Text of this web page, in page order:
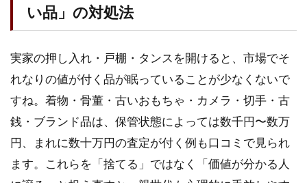
い品」の対処法
実家の押し入れ・戸棚・タンスを開けると、市場でそ
れなりの値が付く品が眠っていることが少なくないで
すね。 着物・骨董・古いおもちゃ・カメラ・切手・古
銭・ブランド品は、保管状態によっては数千円〜数万
円、まれに数十万円の査定が付く例も口コミで見られ
ます。これらを「捨てる」ではなく「価値が分かる人